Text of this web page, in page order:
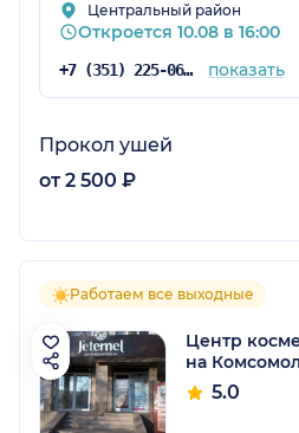
Центральный район
Откроется 10.08 в 16:00
+7 (351) 225-06-30 показать
Прокол ушей
от 2 500 ₽
Работаем все выходные
Центр
на
5.0